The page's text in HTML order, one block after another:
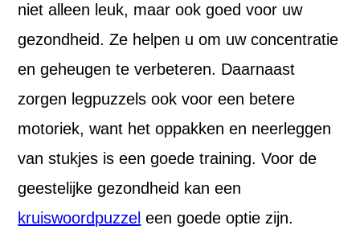
niet alleen leuk, maar ook goed voor uw
gezondheid. Ze helpen u om uw concentratie
en geheugen te verbeteren. Daarnaast
zorgen legpuzzels ook voor een betere
motoriek, want het oppakken en neerleggen
van stukjes is een goede training. Voor de
geestelijke gezondheid kan een
kruiswoordpuzzel een goede optie zijn.